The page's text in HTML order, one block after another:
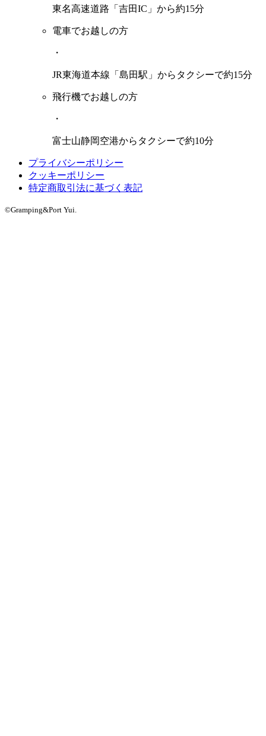
東名高速道路「吉田IC」から約15分
電車でお越しの方
・
JR東海道本線「島田駅」からタクシーで約15分
飛行機でお越しの方
・
富士山静岡空港からタクシーで約10分
プライバシーポリシー
クッキーポリシー
特定商取引法に基づく表記
©Gramping&Port Yui.